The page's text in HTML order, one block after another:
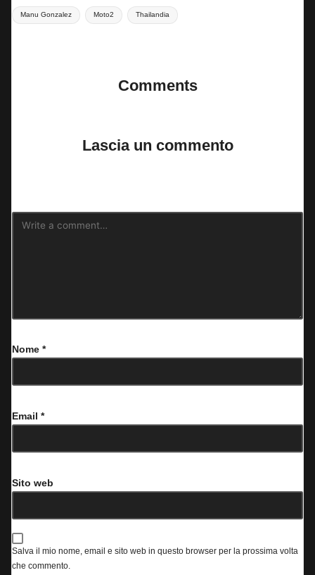
Tags:
Manu Gonzalez Moto2 Thailandia
Comments
Lascia un commento
Nome *
Email *
Sito web
Salva il mio nome, email e sito web in questo browser per la prossima volta
che commento.